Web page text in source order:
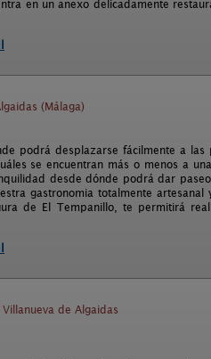
en un anexo delicadamente
(Málaga)
podrá desplazarse fácilmente a las
se encuentran más o menos a
desde dónde podrá dar
gastronomia totalmente
de El Tempanillo, te permitirá
de Algaidas